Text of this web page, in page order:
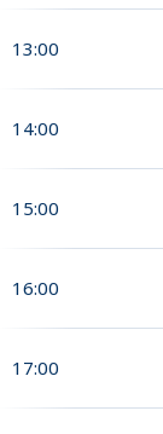
13:00
14:00
15:00
16:00
17:00